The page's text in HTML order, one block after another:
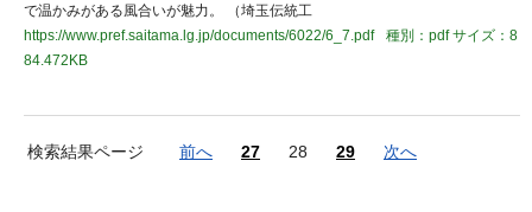
で温かみがある風合いが魅力。 （埼玉伝統工
https://www.pref.saitama.lg.jp/documents/6022/6_7.pdf
種別：pdfサイズ：8
84.472KB
検索結果ページ 前へ 27 28 29 次へ